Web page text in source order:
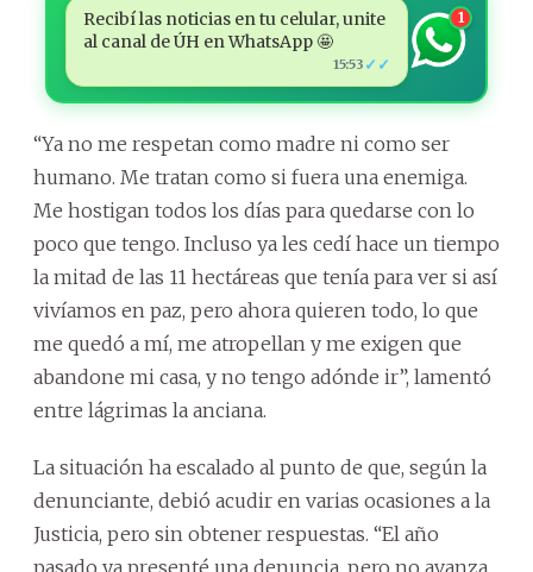
Recibí las noticias en tu celular, unite
al canal de ÚH en WhatsApp 🤩
15:53 ✓✓
1
“Ya no me respetan como madre ni como ser
humano. Me tratan como si fuera una enemiga.
Me hostigan todos los días para quedarse con lo
poco que tengo. Incluso ya les cedí hace un tiempo
la mitad de las 11 hectáreas que tenía para ver si así
vivíamos en paz, pero ahora quieren todo, lo que
me quedó a mí, me atropellan y me exigen que
abandone mi casa, y no tengo adónde ir”, lamentó
entre lágrimas la anciana.
La situación ha escalado al punto de que, según la
denunciante, debió acudir en varias ocasiones a la
Justicia, pero sin obtener respuestas. “El año
pasado ya presenté una denuncia, pero no avanza